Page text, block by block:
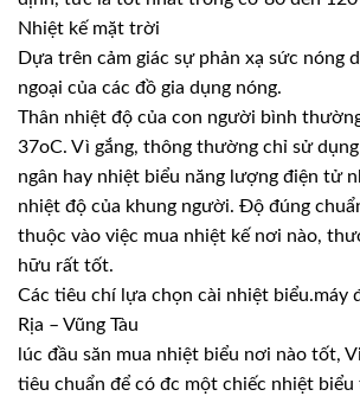
Nhiệt kế mặt trời
Dựa trên cảm giác sự phản xạ sức nóng
ngoại của các đồ gia dụng nóng.
Thân nhiệt độ của con người bình
37oC. Vì gắng, thông thường chỉ sử
ngân hay nhiệt biểu năng lượng điện tử
nhiệt độ của khung người. Độ đúng
thuộc vào việc mua nhiệt kế nơi nào,
hữu rất tốt.
Các tiêu chí lựa chọn cài nhiệt biểu.máy
Rịa – Vũng Tàu
lúc đầu săn mua nhiệt biểu nơi nào tốt,
tiêu chuẩn để có đc một chiếc nhiệt